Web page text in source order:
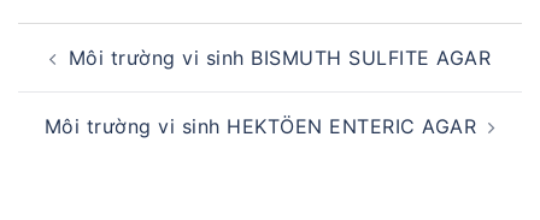
navigation
Môi trường vi sinh BISMUTH SULFITE AGAR
Môi trường vi sinh HEKTÖEN ENTERIC AGAR